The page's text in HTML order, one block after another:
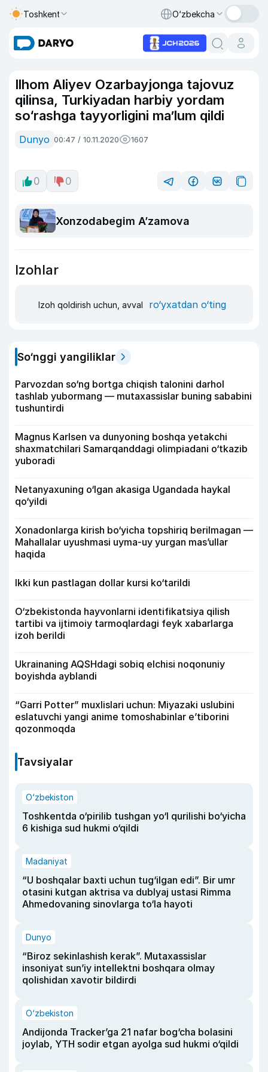
Toshkent O‘zbekcha
Ilhom Aliyev Ozarbayjonga tajovuz
qilinsa, Turkiyadan harbiy yordam
so‘rashga tayyorligini ma’lum qildi
Dunyo 00:47 / 10.11.2020 1607
0 0
Xonzodabegim A’zamova
Izohlar
Izoh qoldirish uchun, avval ro‘yxatdan o‘ting
So‘nggi yangiliklar
Parvozdan so‘ng bortga chiqish talonini darhol
tashlab yubormang — mutaxassislar buning sababini
tushuntirdi
Magnus Karlsen va dunyoning boshqa yetakchi
shaxmatchilari Samarqanddagi olimpiadani o‘tkazib
yuboradi
Netanyaxuning o‘lgan akasiga Ugandada haykal
qo‘yildi
Xonadonlarga kirish bo‘yicha topshiriq berilmagan —
Mahallalar uyushmasi uyma-uy yurgan mas’ullar
haqida
Ikki kun pastlagan dollar kursi ko‘tarildi
O‘zbekistonda hayvonlarni identifikatsiya qilish
tartibi va ijtimoiy tarmoqlardagi feyk xabarlarga
izoh berildi
Ukrainaning AQSHdagi sobiq elchisi noqonuniy
boyishda ayblandi
“Garri Potter” muxlislari uchun: Miyazaki uslubini
eslatuvchi yangi anime tomoshabinlar e’tiborini
qozonmoqda
Tavsiyalar
O‘zbekiston
Toshkentda o‘pirilib tushgan yo‘l qurilishi bo‘yicha
6 kishiga sud hukmi o‘qildi
Madaniyat
“U boshqalar baxti uchun tug‘ilgan edi”. Bir umr
otasini kutgan aktrisa va dublyaj ustasi Rimma
Ahmedovaning sinovlarga to‘la hayoti
Dunyo
“Biroz sekinlashish kerak”. Mutaxassislar
insoniyat sun’iy intellektni boshqara olmay
qolishidan xavotir bildirdi
O‘zbekiston
Andijonda Tracker’ga 21 nafar bog‘cha bolasini
joylab, YTH sodir etgan ayolga sud hukmi o‘qildi